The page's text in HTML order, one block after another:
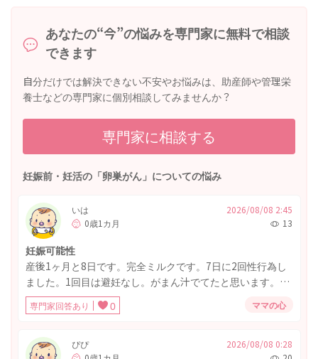
あなたの“今”の悩みを専門家に無料で相談
できます
自分だけでは解決できない不安やお悩みは、助産師や管理栄
養士などの専門家に個別相談してみませんか？
専門家に相談する
妊娠前・妊活の「卵巣がん」についての悩み
いは
0歳1カ月
2026/08/08 2:45
13
妊娠可能性
産後1ヶ月と8日です。完全ミルクです。7日に2回性行為し
ました。1回目は避妊なし。がまん汁でてたと思います。夫
がヤバいって言ってました。2回目は避妊なしで中だししま
した。悪露はおわりましたが生理はまだ来てないです 妊娠
専門家回答あり 0 ママの心
ぴぴ
2026/08/08 0:28